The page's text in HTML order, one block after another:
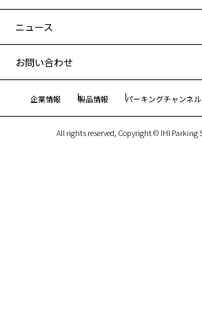
ニュース
お問い合わせ
企業情報 製品情報 パーキングチャンネル
All rights reserved, Copyright © IHI Parking